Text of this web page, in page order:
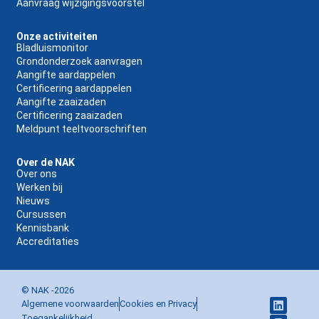
Aanvraag wijzigingsvoorstel
Onze activiteiten
Bladluismonitor
Grondonderzoek aanvragen
Aangifte aardappelen
Certificering aardappelen
Aangifte zaaizaden
Certificering zaaizaden
Meldpunt teeltvoorschriften
Over de NAK
Over ons
Werken bij
Nieuws
Cursussen
Kennisbank
Accreditaties
© NAK -2026
Algemene voorwaardenCookies en Privacy